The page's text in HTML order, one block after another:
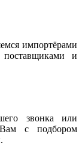
импортёрами
и
звонка или
с подбором